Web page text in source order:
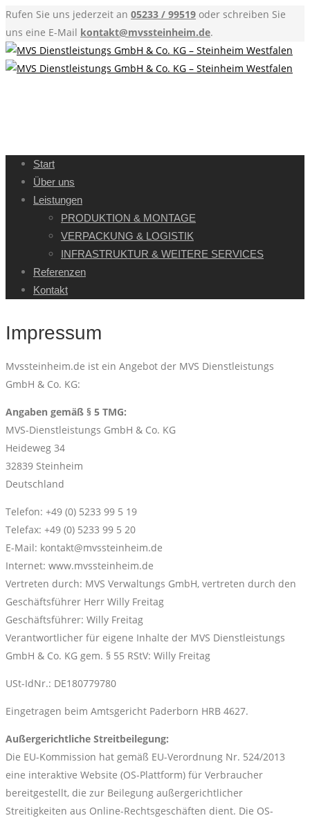
Rufen Sie uns jederzeit an 05233 / 99519 oder schreiben Sie
uns eine E-Mail kontakt@mvssteinheim.de.
Start
Über uns
Leistungen
PRODUKTION & MONTAGE
VERPACKUNG & LOGISTIK
INFRASTRUKTUR & WEITERE SERVICES
Referenzen
Kontakt
Impressum
Mvssteinheim.de ist ein Angebot der MVS Dienstleistungs
GmbH & Co. KG:
Angaben gemäß § 5 TMG:
MVS-Dienstleistungs GmbH & Co. KG
Heideweg 34
32839 Steinheim
Deutschland
Telefon: +49 (0) 5233 99 5 19
Telefax: +49 (0) 5233 99 5 20
E-Mail: kontakt@mvssteinheim.de
Internet: www.mvssteinheim.de
Vertreten durch: MVS Verwaltungs GmbH, vertreten durch den
Geschäftsführer Herr Willy Freitag
Geschäftsführer: Willy Freitag
Verantwortlicher für eigene Inhalte der MVS Dienstleistungs
GmbH & Co. KG gem. § 55 RStV: Willy Freitag
USt-IdNr.: DE180779780
Eingetragen beim Amtsgericht Paderborn HRB 4627.
Außergerichtliche Streitbeilegung:
Die EU-Kommission hat gemäß EU-Verordnung Nr. 524/2013
eine interaktive Website (OS-Plattform) für Verbraucher
bereitgestellt, die zur Beilegung außergerichtlicher
Streitigkeiten aus Online-Rechtsgeschäften dient. Die OS-